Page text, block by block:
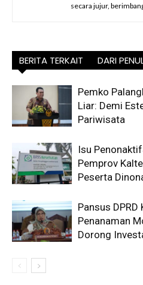
secara jujur,
BERITA TERKAIT DARI
Pemko
Liar: Demi
Pariwisata
Isu
Pemprov
Peserta
Pansus
Penanaman
Dorong